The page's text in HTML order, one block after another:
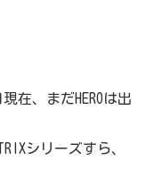
在、まだHEROは出
シリーズすら、